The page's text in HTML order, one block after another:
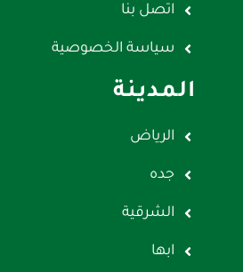
اتصل بنا
سياسة الخصوصية
المدينة
الرياض
جده
الشرقية
ابها